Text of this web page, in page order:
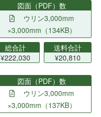
図面（PDF）数
ウリン3,000mm
×3,000mm（134KB）
総合計
¥222,030
送料合計
¥20,810
図面（PDF）数
ウリン3,000mm
×3,000mm（137KB）